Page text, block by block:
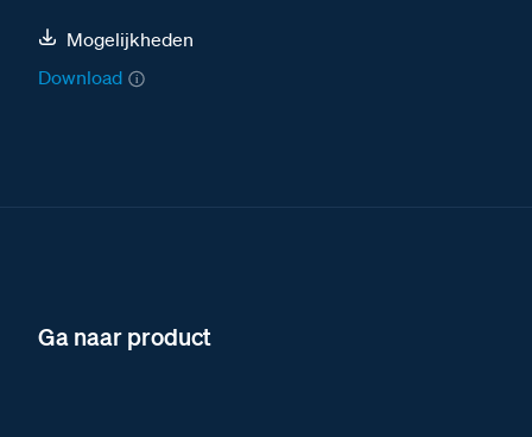
Mogelijkheden
Download
Ga naar product